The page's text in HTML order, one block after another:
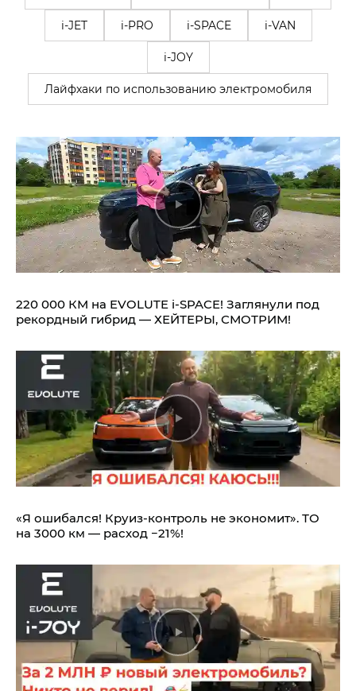
i-JET i-PRO i-SPACE i-VAN
i-JOY
Лайфхаки по использованию электромобиля
220 000 КМ на EVOLUTE i‑SPACE! Заглянули под
рекордный гибрид — ХЕЙТЕРЫ, СМОТРИМ!
«Я ошибался! Круиз-контроль не экономит». ТО
на 3000 км — расход −21%!